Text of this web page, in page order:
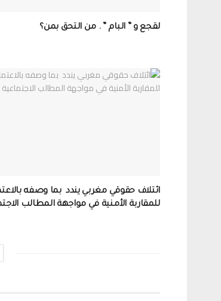
لقجع و ” البام ” . من التحق بمن؟
ائتلاف حقوقي مغربي يندد بما وصفه
للمقاربة الأمنية في مواجهة المطالب